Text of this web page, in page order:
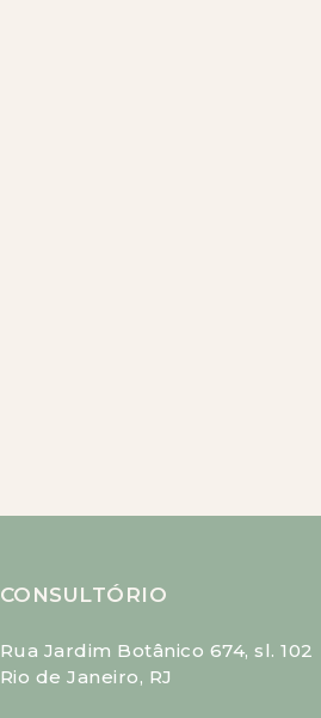
CONSULTÓRIO
Rua Jardim Botânico 674, sl. 102
Rio de Janeiro, RJ